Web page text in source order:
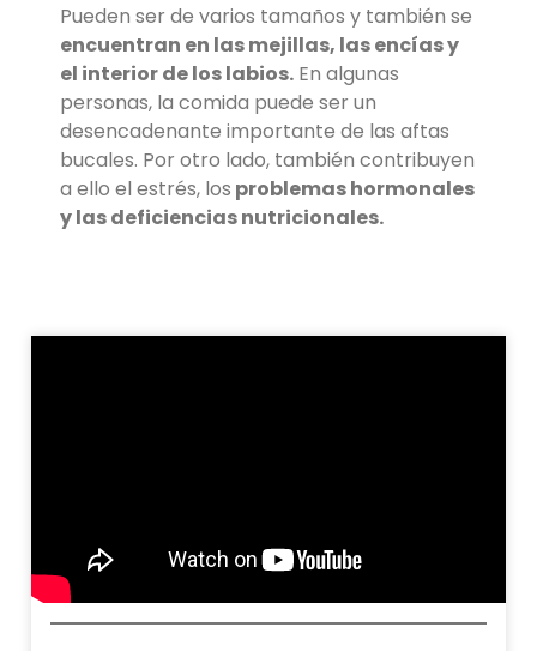
Pueden ser de varios tamaños y también se
encuentran en las mejillas, las encías y
el interior de los labios. En algunas
personas, la comida puede ser un
desencadenante importante de las aftas
bucales. Por otro lado, también contribuyen
a ello el estrés, los problemas hormonales
y las deficiencias nutricionales.